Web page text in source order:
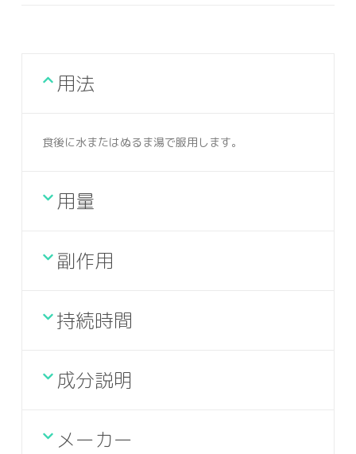
用法
食後に水またはぬるま湯で服用します。
用量
副作用
持続時間
成分説明
メーカー